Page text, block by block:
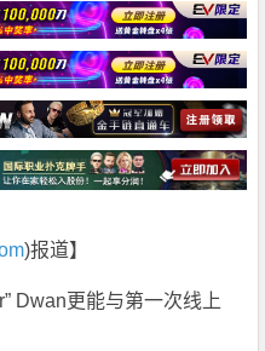
)报道】
Dwan更能与第一次线上